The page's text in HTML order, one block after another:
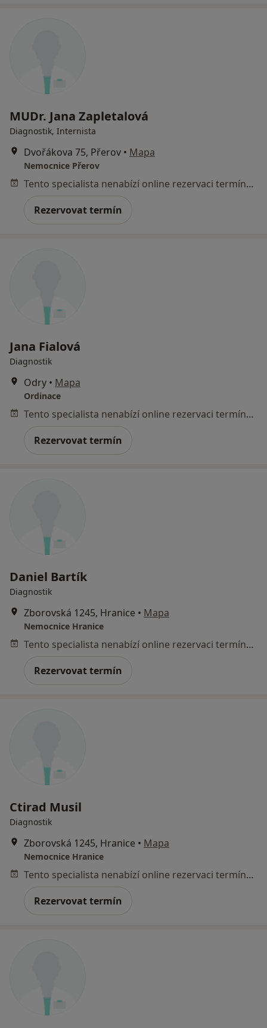
MUDr. Jana Zapletalová
Diagnostik, Internista
Dvořákova 75, Přerov • Mapa
Nemocnice Přerov
Tento specialista nenabízí online rezervaci termínu na této adrese.
Rezervovat termín
Jana Fialová
Diagnostik
Odry • Mapa
Ordinace
Tento specialista nenabízí online rezervaci termínu na této adrese.
Rezervovat termín
Daniel Bartík
Diagnostik
Zborovská 1245, Hranice • Mapa
Nemocnice Hranice
Tento specialista nenabízí online rezervaci termínu na této adrese.
Rezervovat termín
Ctirad Musil
Diagnostik
Zborovská 1245, Hranice • Mapa
Nemocnice Hranice
Tento specialista nenabízí online rezervaci termínu na této adrese.
Rezervovat termín